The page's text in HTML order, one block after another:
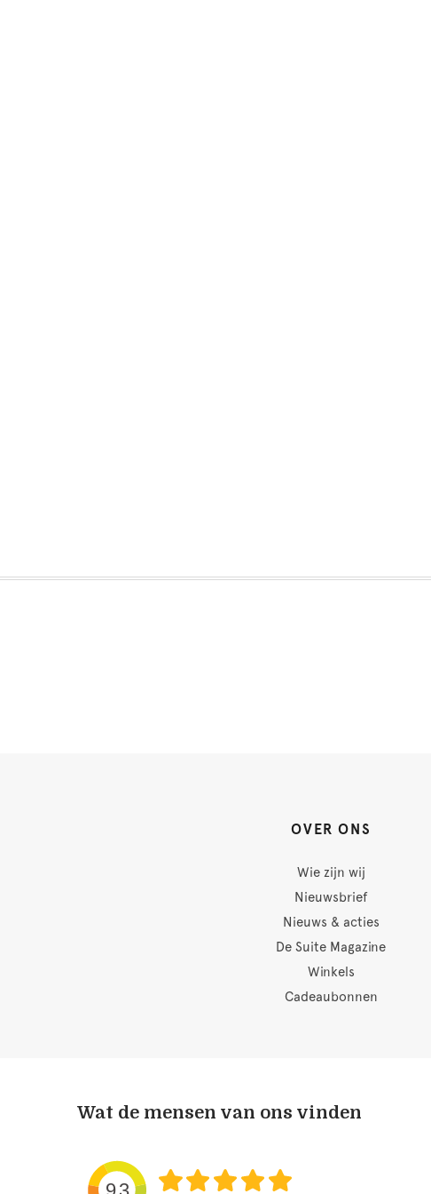
OVER ONS
Wie zijn wij
Nieuwsbrief
Nieuws & acties
De Suite Magazine
Winkels
Cadeaubonnen
Wat de mensen van ons vinden